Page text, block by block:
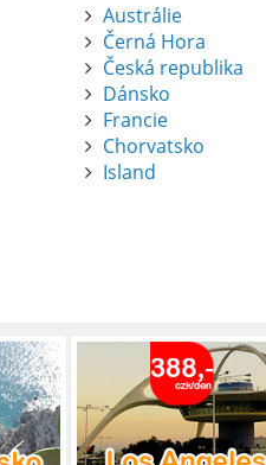
Austrálie
Černá Hora
Česká republika
Dánsko
Francie
Chorvatsko
Island
pohodlně